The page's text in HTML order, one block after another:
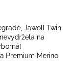
Jawoll Twin
na
Premium Merino